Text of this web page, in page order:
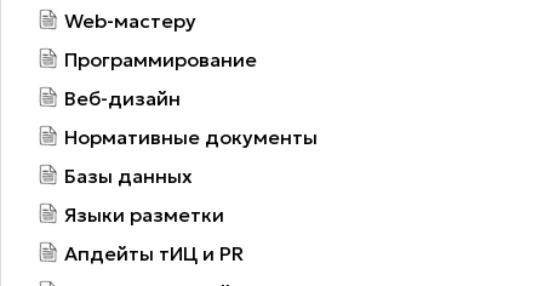
Web-мастеру
Программирование
Веб-дизайн
Нормативные документы
Базы данных
Языки разметки
Апдейты тИЦ и PR